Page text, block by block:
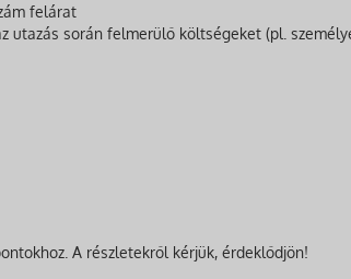
felárat
utazás során felmerülő költségeket (pl.
A részletekről kérjük, érdeklődjön!